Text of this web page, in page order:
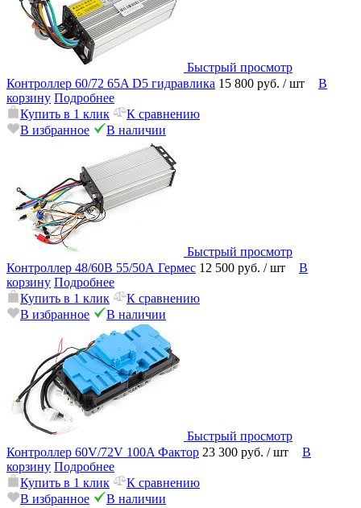
Быстрый просмотр
Контроллер 60/72 65A D5 гидравлика 15 800 руб. / шт
В
корзину Подробнее
Купить в 1 клик
К сравнению
В избранное
В наличии
Быстрый просмотр
Контроллер 48/60В 55/50А Гермес 12 500 руб. / шт
В
корзину Подробнее
Купить в 1 клик
К сравнению
В избранное
В наличии
Быстрый просмотр
Контроллер 60V/72V 100A Фактор 23 300 руб. / шт
В
корзину Подробнее
Купить в 1 клик
К сравнению
В избранное
В наличии